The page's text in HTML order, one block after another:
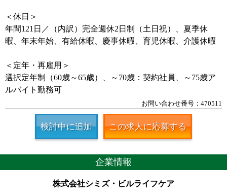
＜休日＞
年間121日／（内訳）完全週休2日制（土日祝）、夏季休
暇、年末年始、有給休暇、慶事休暇、育児休暇、介護休暇
＜定年・再雇用＞
選択定年制（60歳～65歳）、～70歳：契約社員、～75歳ア
ルバイト勤務可
お問い合わせ番号：470511
検討中に追加 この求人に応募する
企業情報
株式会社シミズ・ビルライフケア